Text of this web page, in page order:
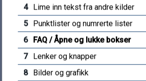
m
r
Sentralbord:35 05 90 00
E-post: post@mt.kommune.no
Send e-post
Send faktura til kommunen
4
Lime inn tekst fra andre kilder
5
Punktlister og numrerte lister
6
FAQ / Åpne og lukke bokser
7
Lenker og knapper
8
Bilder og grafikk